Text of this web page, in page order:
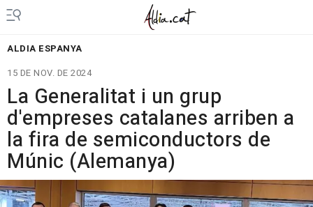
ALDIA ESPANYA
15 DE NOV. DE 2024
La Generalitat i un grup
d'empreses catalanes arriben a
la fira de semiconductors de
Múnic (Alemanya)